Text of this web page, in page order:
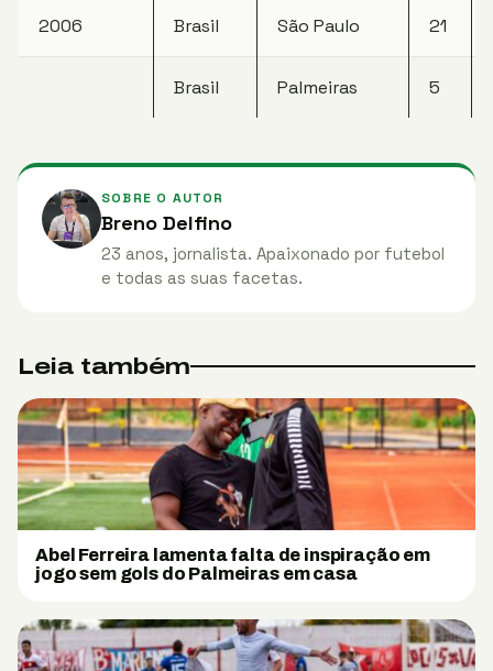
2006 Brasil São Paulo 21
Brasil Palmeiras 5
SOBRE O AUTOR
Breno Delfino
23 anos, jornalista. Apaixonado por futebol
e todas as suas facetas.
Leia também
Abel Ferreira lamenta falta de inspiração em
jogo sem gols do Palmeiras em casa